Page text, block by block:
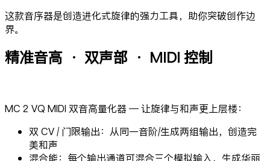
这款音序器是创造进化式旋律的强力工具，助你突破创作边
界。
精准音高 · 双声部 · MIDI 控制
MC 2 VQ MIDI 双音高量化器 — 让旋律与和声更上层楼：
双 CV / 门限输出：从同一音阶/生成两组输出，创造完
美和声
混合能：每个输出通道可混合三个模拟输入，生成华丽